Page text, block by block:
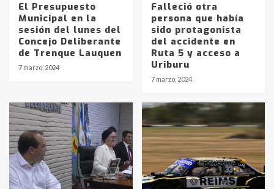
El Presupuesto
Municipal en la
sesión del lunes del
Concejo Deliberante
de Trenque Lauquen
7 marzo, 2024
Falleció otra
persona que había
sido protagonista
del accidente en
Ruta 5 y acceso a
Uriburu
7 marzo, 2024